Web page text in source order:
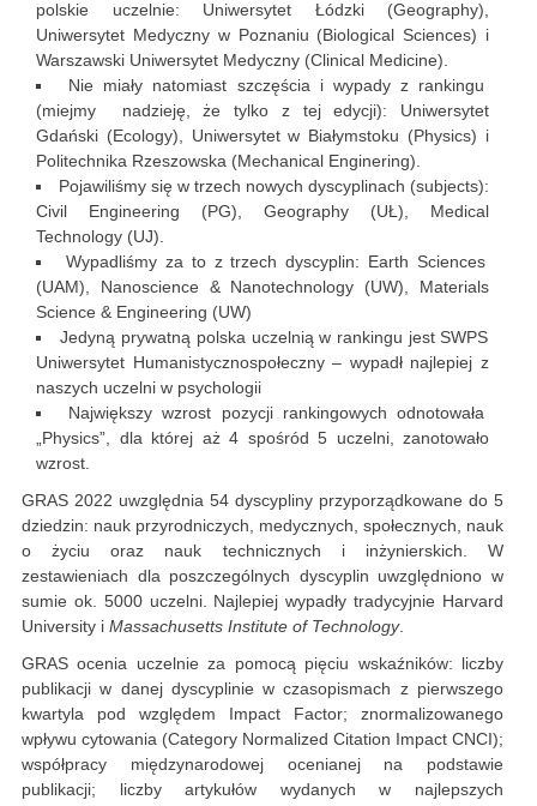
polskie uczelnie: Uniwersytet Łódzki (Geography),
Uniwersytet Medyczny w Poznaniu (Biological Sciences) i
Warszawski Uniwersytet Medyczny (Clinical Medicine).
Nie miały natomiast szczęścia i wypady z rankingu
(miejmy nadzieję, że tylko z tej edycji): Uniwersytet
Gdański (Ecology), Uniwersytet w Białymstoku (Physics) i
Politechnika Rzeszowska (Mechanical Enginering).
Pojawiliśmy się w trzech nowych dyscyplinach (subjects):
Civil Engineering (PG), Geography (UŁ), Medical
Technology (UJ).
Wypadliśmy za to z trzech dyscyplin: Earth Sciences
(UAM), Nanoscience & Nanotechnology (UW), Materials
Science & Engineering (UW)
Jedyną prywatną polska uczelnią w rankingu jest SWPS
Uniwersytet Humanistycznospołeczny – wypadł najlepiej z
naszych uczelni w psychologii
Największy wzrost pozycji rankingowych odnotowała
„Physics”, dla której aż 4 spośród 5 uczelni, zanotowało
wzrost.
GRAS 2022 uwzględnia 54 dyscypliny przyporządkowane do 5
dziedzin: nauk przyrodniczych, medycznych, społecznych, nauk
o życiu oraz nauk technicznych i inżynierskich. W
zestawieniach dla poszczególnych dyscyplin uwzględniono w
sumie ok. 5000 uczelni. Najlepiej wypadły tradycyjnie Harvard
University i Massachusetts Institute of Technology.
GRAS ocenia uczelnie za pomocą pięciu wskaźników: liczby
publikacji w danej dyscyplinie w czasopismach z pierwszego
kwartyla pod względem Impact Factor; znormalizowanego
wpływu cytowania (Category Normalized Citation Impact CNCI);
współpracy międzynarodowej ocenianej na podstawie
publikacji; liczby artykułów wydanych w najlepszych